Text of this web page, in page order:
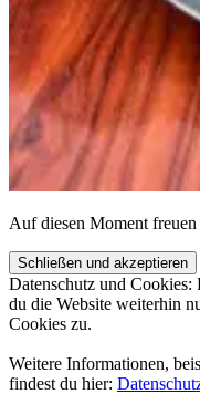
Auf die­sen Moment
Datenschutz und Cookies:
du die Website weiterhin
Cookies zu.
Weitere Informationen,
findest du hier: